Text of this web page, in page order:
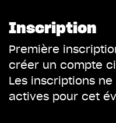
Inscription
Première
créer un compte
Les inscriptions
actives pour cet